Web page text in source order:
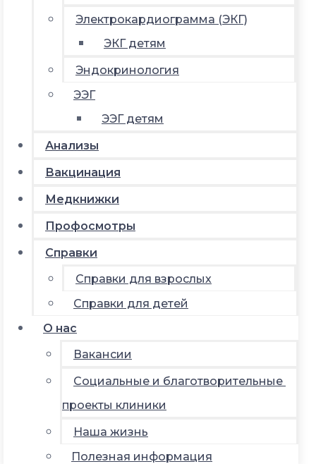
Электрокардиограмма (ЭКГ)
ЭКГ детям
Эндокринология
ЭЭГ
ЭЭГ детям
Анализы
Вакцинация
Медкнижки
Профосмотры
Справки
Справки для взрослых
Справки для детей
О нас
Вакансии
Социальные и благотворительные
проекты клиники
Наша жизнь
Полезная информация